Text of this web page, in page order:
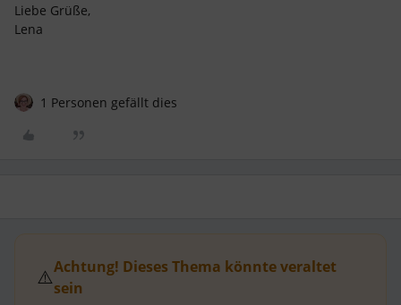
Liebe Grüße,
Lena
1 Personen gefällt dies
⚠️Achtung! Dieses Thema könnte veraltet
sein